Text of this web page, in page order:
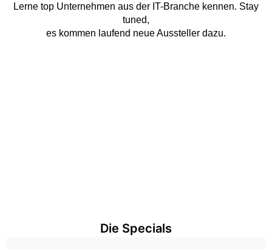
Lerne top Unternehmen aus der IT-Branche kennen. Stay
tuned,
es kommen laufend neue Aussteller dazu.
Die Specials